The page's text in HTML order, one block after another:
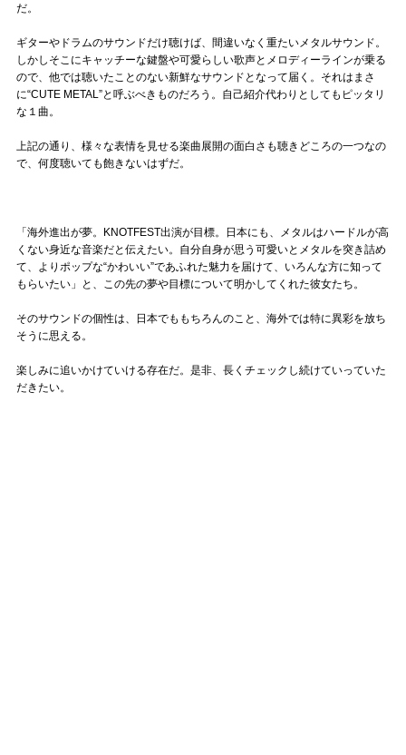
だ。
ギターやドラムのサウンドだけ聴けば、間違いなく重たいメタルサウンド。
しかしそこにキャッチーな鍵盤や可愛らしい歌声とメロディーラインが乗る
ので、他では聴いたことのない新鮮なサウンドとなって届く。それはまさ
に“CUTE METAL”と呼ぶべきものだろう。自己紹介代わりとしてもピッタリ
な１曲。
上記の通り、様々な表情を見せる楽曲展開の面白さも聴きどころの一つなの
で、何度聴いても飽きないはずだ。
「海外進出が夢。KNOTFEST出演が目標。日本にも、メタルはハードルが高
くない身近な音楽だと伝えたい。自分自身が思う可愛いとメタルを突き詰め
て、よりポップな“かわいい”であふれた魅力を届けて、いろんな方に知って
もらいたい」と、この先の夢や目標について明かしてくれた彼女たち。
そのサウンドの個性は、日本でももちろんのこと、海外では特に異彩を放ち
そうに思える。
楽しみに追いかけていける存在だ。是非、長くチェックし続けていっていた
だきたい。